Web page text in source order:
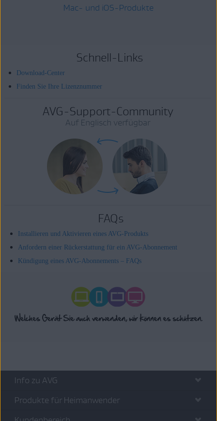
Mac- und iOS-Produkte
Schnell-Links
Download-Center
Finden Sie Ihre Lizenznummer
AVG-Support-Community
Auf Englisch verfügbar
FAQs
Installieren und Aktivieren eines AVG-Produkts
Anfordern einer Rückerstattung für ein AVG-Abonnement
Kündigung eines AVG-Abonnements – FAQs
Info zu AVG
Produkte für Heimanwender